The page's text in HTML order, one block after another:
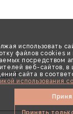
использовать
файлов cookies и
посредством
веб-сайтов, в
сайта в
использования
Принять